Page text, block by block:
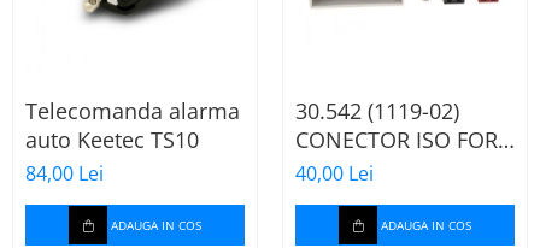
Telecomanda alarma
auto Keetec TS10
84,00 Lei
ADAUGA IN COS
30.542 (1119-02)
CONECTOR ISO FORD
FIESTA/FUSION,
2002-2005
40,00 Lei
ADAUGA IN COS